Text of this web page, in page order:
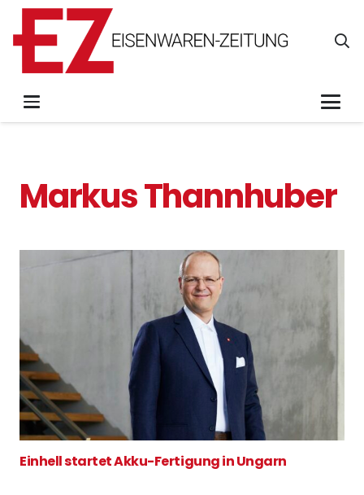
Markus Thannhuber
Einhell startet Akku-Fertigung in Ungarn